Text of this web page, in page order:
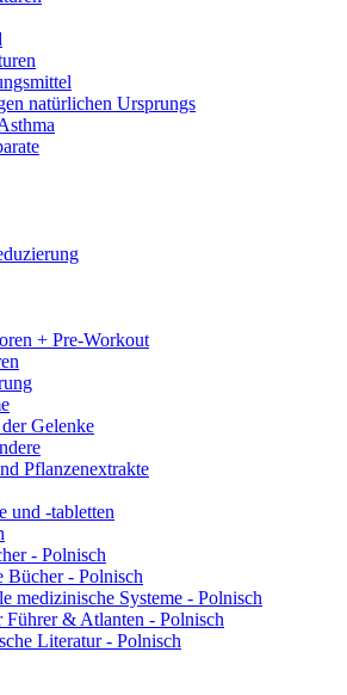
natürlichen Ursprungs
+ Pre-Workout
Gelenke
Pflanzenextrakte
und -tabletten
- Polnisch
Bücher - Polnisch
medizinische Systeme - Polnisch
Führer & Atlanten - Polnisch
Literatur - Polnisch